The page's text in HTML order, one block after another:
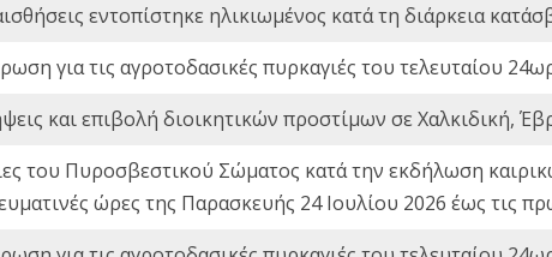
εντοπίστηκε ηλικιωμένος κατά τη διάρκεια
για τις αγροτοδασικές πυρκαγιές του τελευταίου
και επιβολή διοικητικών προστίμων σε Χαλκιδική,
του Πυροσβεστικού Σώματος κατά την εκδήλωση
ώρες της Παρασκευής 24 Ιουλίου 2026 έως τις